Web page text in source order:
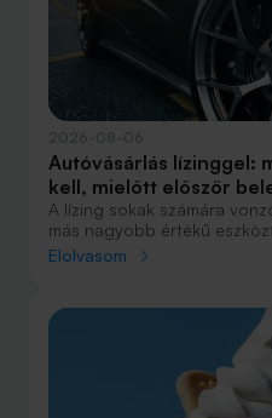
Autóvásárlás lízinggel:
kell, mielőtt először
A lízing sokak számára
más nagyobb értékű
anélkül, hogy azt egy
fogalmak közül, amelyekkel
Elolvasom